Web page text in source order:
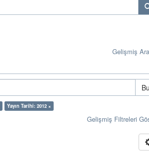
Gelişmiş
Yayın Tarihi: 2012 ×
Gelişmiş Filtreleri